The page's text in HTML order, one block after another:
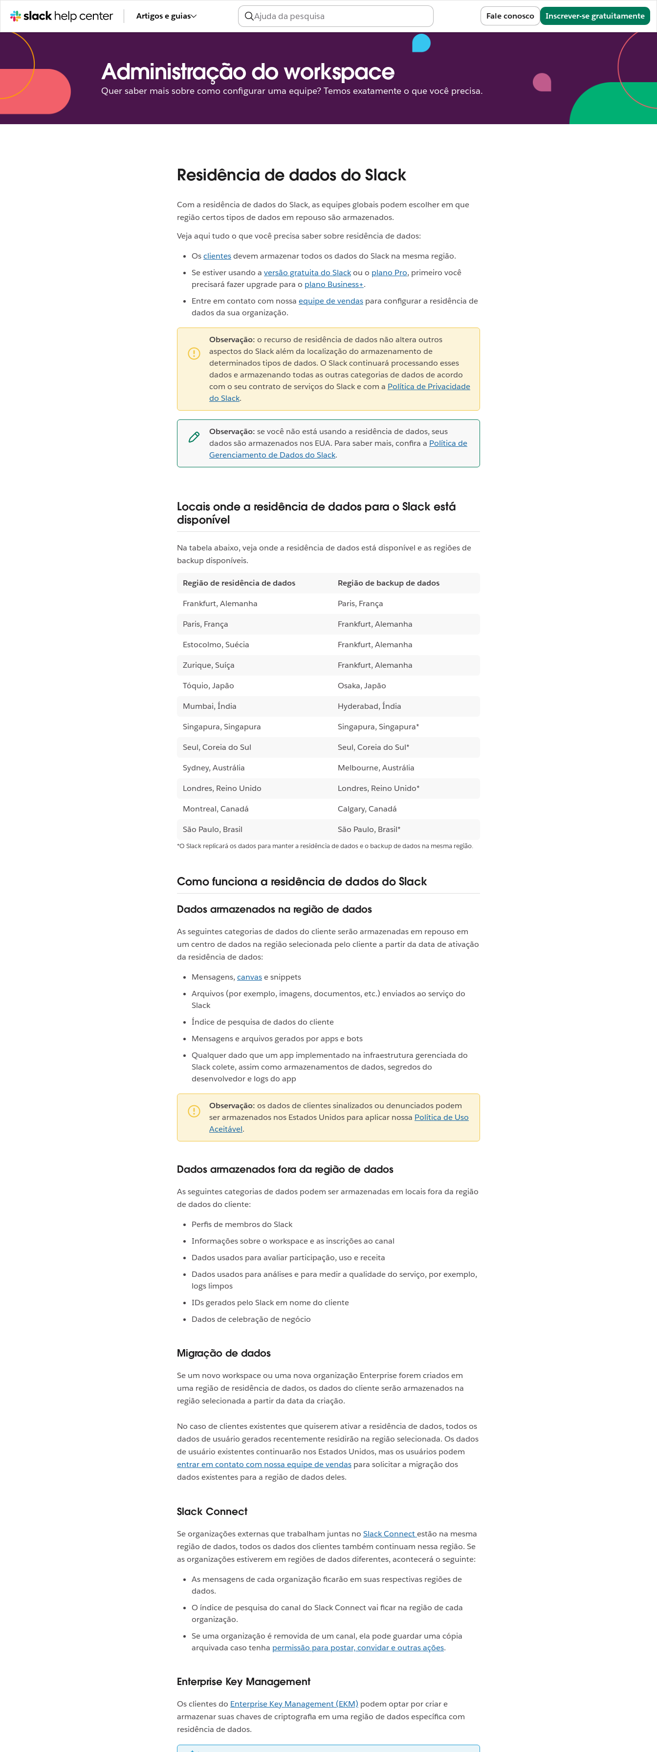
Artigos e guias Fale conosco Inscrever-se gratuitamente
Administração do workspace
Quer saber mais sobre como configurar uma equipe? Temos exatamente o que você precisa.
Residência de dados do Slack
Com a residência de dados do Slack, as equipes globais podem escolher em que
região certos tipos de dados em repouso são armazenados.
Veja aqui tudo o que você precisa saber sobre residência de dados:
Osclientesdevem armazenar todos os dados do Slack na mesma região.
Se estiver usando a versão gratuita do Slackou o plano Pro, primeiro você
precisará fazer upgrade para o plano Business+.
Entre em contato com nossa equipe de vendas para configurar a residência de
dados da sua organização.
Observação: o recurso de residência de dados não altera outros
aspectos do Slack além da localização do armazenamento de
determinados tipos de dados. O Slack continuará processando esses
dados e armazenando todas as outras categorias de dados de acordo
com o seu contrato de serviços do Slack e com a Política de Privacidade
do Slack.
Observação: se você não está usando a residência de dados, seus
dados são armazenados nos EUA. Para saber mais, confira a Política de
Gerenciamento de Dados do Slack.
Locais onde a residência de dados para o Slack está
disponível
Na tabela abaixo, veja onde a residência de dados está disponível e as regiões de
backup disponíveis.
Região de residência de dados
Região de backup de dados
Frankfurt, Alemanha
Paris, França
Paris, França
Frankfurt, Alemanha
Estocolmo, Suécia
Frankfurt, Alemanha
Zurique, Suíça
Frankfurt, Alemanha
Tóquio, Japão
Osaka, Japão
Mumbai, Índia
Hyderabad, Índia
Singapura, Singapura
Singapura, Singapura*
Seul, Coreia do Sul
Seul, Coreia do Sul*
Sydney, Austrália
Melbourne, Austrália
Londres, Reino Unido
Londres, Reino Unido*
Montreal, Canadá
Calgary, Canadá
São Paulo, Brasil
São Paulo, Brasil*
*O Slack replicará os dados para manter a residência de dados e o backup de dados na mesma região.
Como funciona a residência de dados do Slack
Dados armazenados na região de dados
As seguintes categorias de dados do cliente serão armazenadas em repouso em
um centro de dados na região selecionada pelo cliente a partir da data de ativação
da residência de dados:
Mensagens, canvase snippets
Arquivos (por exemplo, imagens, documentos, etc.) enviados ao serviço do
Slack
Índice de pesquisa de dados do cliente
Mensagens e arquivos gerados por apps e bots
Qualquer dado que um app implementado na infraestrutura gerenciada do
Slack colete, assim como armazenamentos de dados, segredos do
desenvolvedor e logs do app
Observação: os dados de clientes sinalizados ou denunciados podem
ser armazenados nos Estados Unidos para aplicar nossa Política de Uso
Aceitável.
Dados armazenados fora da região de dados
As seguintes categorias de dados podem ser armazenadas em locais fora da região
de dados do cliente:
Perfis de membros do Slack
Informações sobre o workspace e as inscrições ao canal
Dados usados para avaliar participação, uso e receita
Dados usados para análises e para medir a qualidade do serviço, por exemplo,
logs limpos
IDs gerados pelo Slack em nome do cliente
Dados de celebração de negócio
Migração de dados
Se um novo workspace ou uma nova organização Enterprise forem criados em
uma região de residência de dados, os dados do cliente serão armazenados na
região selecionada a partir da data da criação.
No caso de clientes existentes que quiserem ativar a residência de dados, todos os
dados de usuário gerados recentemente residirão na região selecionada. Os dados
de usuário existentes continuarão nos Estados Unidos, mas os usuários podem
entrar em contato com nossa equipe de vendas para solicitar a migração dos
dados existentes para a região de dados deles.
Slack Connect
Se organizações externas que trabalham juntas no Slack Connectestão na mesma
região de dados, todos os dados dos clientes também continuam nessa região. Se
as organizações estiverem em regiões de dados diferentes, acontecerá o seguinte:
As mensagens de cada organização ficarão em suas respectivas regiões de
dados.
O índice de pesquisa do canal do Slack Connect vai ficar na região de cada
organização.
Se uma organização é removida de um canal, ela pode guardar uma cópia
arquivada caso tenha permissão para postar, convidar e outras ações.
Enterprise Key Management
Os clientes do Enterprise Key Management (EKM) podem optar por criar e
armazenar suas chaves de criptografia em uma região de dados específica com
residência de dados.